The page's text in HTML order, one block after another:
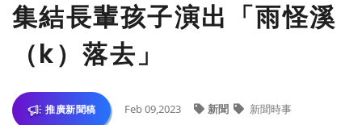
集結長輩孩子演出「雨怪溪
（k）落去」
推廣新聞稿 Feb 09,2023 新聞 新聞時事